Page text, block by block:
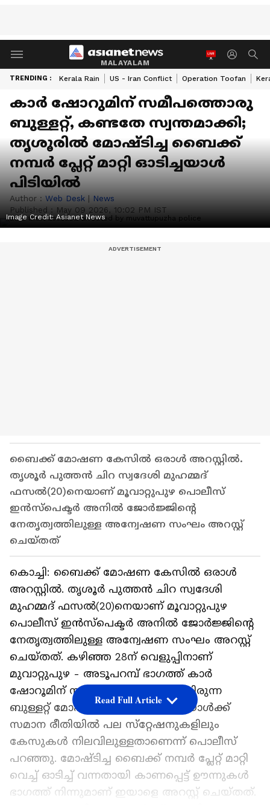
MALAYALAM
TRENDING : Kerala Rain US - Iran Conflict Operation Toofan
കാർ ഷോറുമിന് സമീപത്തൊരു
ബുള്ളറ്റ്, കണ്ടതേ സ്വന്തമാക്കി;
തൃശൂരിൽ മോഷ്ടിച്ച ബൈക്ക്
നമ്പർ പ്ലേറ്റ് മാറ്റി ഓടിച്ചയാൾ
പിടിയിൽ
Author : Web Desk | News
Published : May 09 2026, 10:02 PM IST
Image Credit:Asianet News
ബൈക്ക് മോഷണ കേസിൽ ഒരാൾ അറസ്റ്റിൽ.
തൃശൂർ പുത്തൻ ചിറ സ്വദേശി മുഹമ്മദ്
ഫസൽ(20)നെയാണ് മൂവാറ്റുപുഴ പൊലീസ്
ഇൻസ്പെക്ടർ അനിൽ ജോർജ്ജിന്‍റെ
നേതൃത്വത്തിലുള്ള അന്വേഷണ സംഘം അറസ്റ്റ്
ചെയ്തത്
കൊച്ചി: ബൈക്ക് മോഷണ കേസിൽ ഒരാൾ
അറസ്റ്റിൽ. തൃശൂർ പുത്തൻ ചിറ സ്വദേശി
മുഹമ്മദ് ഫസൽ(20)നെയാണ് മൂവാറ്റുപുഴ
പൊലീസ് ഇൻസ്പെക്ടർ അനിൽ ജോർജ്ജിന്‍റെ
നേതൃത്വത്തിലുള്ള അന്വേഷണ സംഘം അറസ്റ്റ്
ചെയ്തത്. കഴിഞ്ഞ 28ന് വെളുപ്പിനാണ്
മുവാറ്റുപുഴ - അടൂപറമ്പ് ഭാഗത്ത് കാർ
ഷോറൂമിന് സമീപം പാർക്ക് പെയ്തിരുന്ന
ബുള്ളറ്റ് മോഷണം നടത്തിയത്. ഇയാൾക്ക്
സമാന രീതിയിൽ പല സ്‌റ്റേഷനുകളിലും
കേസുകൾ നിലവിലുള്ളതാണെന്ന് പൊലീസ്
പറഞ്ഞു. മോഷ്ടിച്ച ബൈക്ക് നമ്പർ പ്ലേറ്റ് മാറ്റി
വെച്ച് ഓടിച്ച് വന്നതായി കാണപ്പെട്ട് ഊന്നുകൾ
ഭാഗത്ത് നിന്നുമാണ് ഇയാളെ അറസ്റ്റ് ചെയ്തത്.
Read Full Article